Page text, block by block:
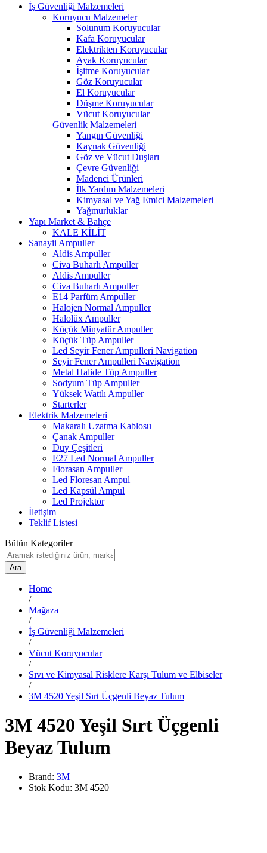
İş Güvenliği Malzemeleri
Koruyucu Malzemeler
Solunum Koruyucular
Kafa Koruyucular
Elektrikten Koruyucular
Ayak Koruyucular
İşitme Koruyucular
Göz Koruyucular
El Koruyucular
Düşme Koruyucular
Vücut Koruyucular
Güvenlik Malzemeleri
Yangın Güvenliği
Kaynak Güvenliği
Göz ve Vücut Duşları
Çevre Güvenliği
Madenci Ürünleri
İlk Yardım Malzemeleri
Kimyasal ve Yağ Emici Malzemeleri
Yağmurluklar
Yapı Market & Bahçe
KALE KİLİT
Sanayii Ampuller
Aldis Ampuller
Civa Buharlı Ampuller
Aldis Ampuller
Civa Buharlı Ampuller
E14 Parfüm Ampuller
Halojen Normal Ampuller
Halolüx Ampuller
Küçük Minyatür Ampuller
Küçük Tüp Ampuller
Led Seyir Fener Ampulleri Navigation
Seyir Fener Ampulleri Navigation
Metal Halide Tüp Ampuller
Sodyum Tüp Ampuller
Yüksek Wattlı Ampuller
Starterler
Elektrik Malzemeleri
Makaralı Uzatma Kablosu
Çanak Ampuller
Duy Çeşitleri
E27 Led Normal Ampuller
Florasan Ampuller
Led Floresan Ampul
Led Kapsül Ampul
Led Projektör
İletişim
Teklif Listesi
Bütün Kategoriler
Ara
Home
/
Mağaza
/
İş Güvenliği Malzemeleri
/
Vücut Koruyucular
/
Sıvı ve Kimyasal Risklere Karşı Tulum ve Elbiseler
/
3M 4520 Yeşil Sırt Üçgenli Beyaz Tulum
3M 4520 Yeşil Sırt Üçgenli
Beyaz Tulum
Brand: 3M
Stok Kodu: 3M 4520